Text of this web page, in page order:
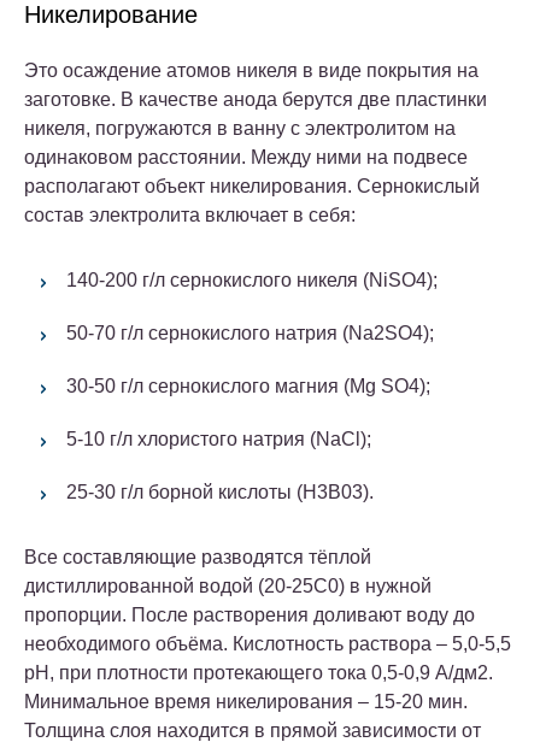
Никелирование
Это осаждение атомов никеля в виде покрытия на
заготовке. В качестве анода берутся две пластинки
никеля, погружаются в ванну с электролитом на
одинаковом расстоянии. Между ними на подвесе
располагают объект никелирования. Сернокислый
состав электролита включает в себя:
140-200 г/л сернокислого никеля (NiSO4);
50-70 г/л сернокислого натрия (Na2SO4);
30-50 г/л сернокислого магния (Mg SO4);
5-10 г/л хлористого натрия (NaCl);
25-30 г/л борной кислоты (H3B03).
Все составляющие разводятся тёплой
дистиллированной водой (20-25С0) в нужной
пропорции. После растворения доливают воду до
необходимого объёма. Кислотность раствора – 5,0-5,5
pH, при плотности протекающего тока 0,5-0,9 А/дм2.
Минимальное время никелирования – 15-20 мин.
Толщина слоя находится в прямой зависимости от